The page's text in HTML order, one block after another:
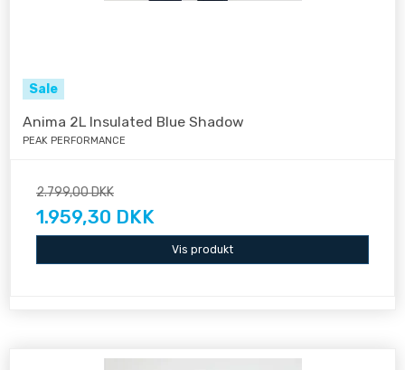
Sale
Anima 2L Insulated Blue Shadow
PEAK PERFORMANCE
2.799,00 DKK
1.959,30 DKK
Vis produkt